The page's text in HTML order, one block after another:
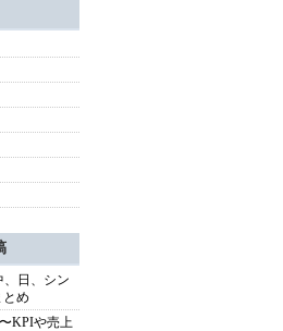
日、シン
め
KPIや売上